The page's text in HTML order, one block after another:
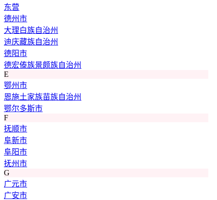
东营
德州市
大理白族自治州
迪庆藏族自治州
德阳市
德宏傣族景颇族自治州
E
鄂州市
恩施土家族苗族自治州
鄂尔多斯市
F
抚顺市
阜新市
阜阳市
抚州市
G
广元市
广安市